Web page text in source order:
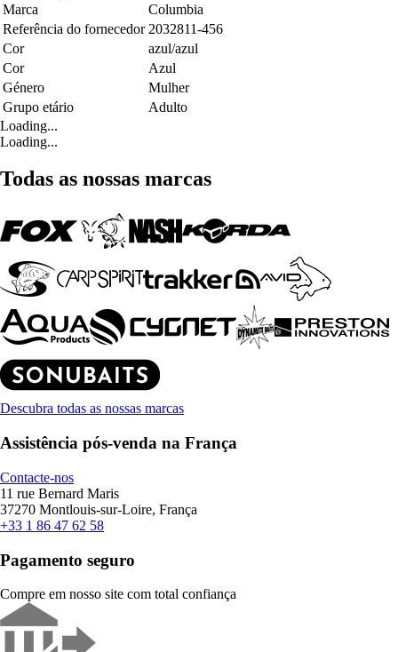
Marca
Columbia
Referência do fornecedor 2032811-456
Cor
azul/azul
Cor
Azul
Género
Mulher
Grupo etário
Adulto
Loading...
Loading...
Todas as nossas marcas
Descubra todas as nossas marcas
Assistência pós-venda na França
Contacte-nos
11 rue Bernard Maris
37270 Montlouis-sur-Loire, França
+33 1 86 47 62 58
Pagamento seguro
Compre em nosso site com total confiança